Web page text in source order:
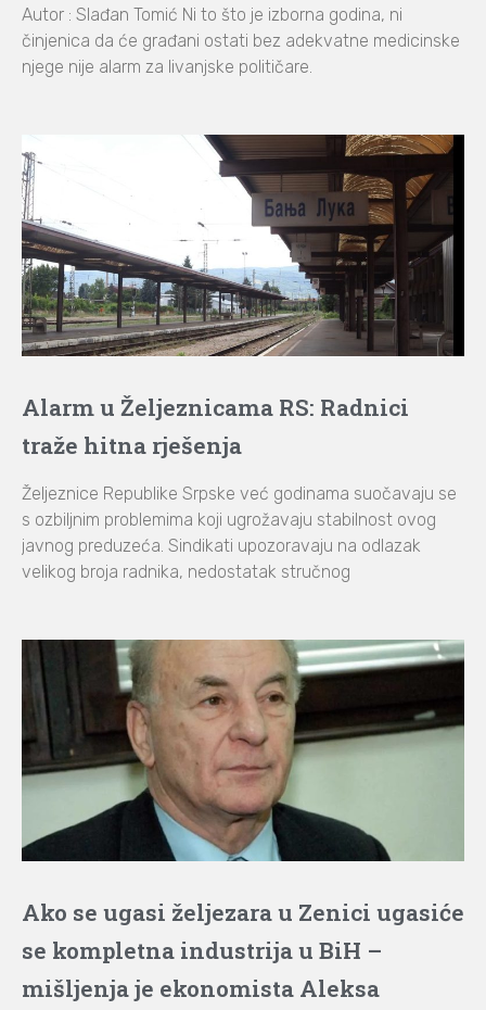
Autor : Slađan Tomić Ni to što je izborna godina, ni
činjenica da će građani ostati bez adekvatne medicinske
njege nije alarm za livanjske političare.
Alarm u Željeznicama RS: Radnici
traže hitna rješenja
Željeznice Republike Srpske već godinama suočavaju se
s ozbiljnim problemima koji ugrožavaju stabilnost ovog
javnog preduzeća. Sindikati upozoravaju na odlazak
velikog broja radnika, nedostatak stručnog
Ako se ugasi željezara u Zenici ugasiće
se kompletna industrija u BiH –
mišljenja je ekonomista Aleksa